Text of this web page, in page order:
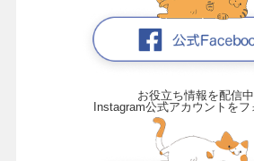
お役立ち情報を配信中
Instagram公式アカウントをフ